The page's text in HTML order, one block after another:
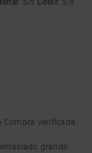
: 5/5 Color: 5 /5
Compra verificada
grande